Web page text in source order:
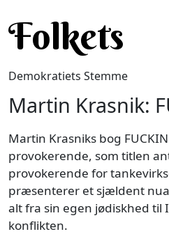
Folkets
Demokratiets Stemme
Martin Krasnik:
Martin Krasniks bog
provokerende, som titlen
provokerende for
præsenterer et sjældent
alt fra sin egen jødiskhed til
konflikten.